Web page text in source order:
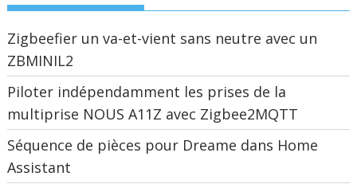
Zigbeefier un va-et-vient sans neutre avec un
ZBMINIL2
Piloter indépendamment les prises de la
multiprise NOUS A11Z avec Zigbee2MQTT
Séquence de pièces pour Dreame dans Home
Assistant